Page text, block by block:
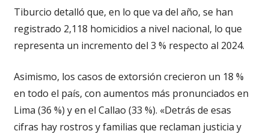
Tiburcio detalló que, en lo que va del año, se han
registrado 2,118 homicidios a nivel nacional, lo que
representa un incremento del 3 % respecto al 2024.
Asimismo, los casos de extorsión crecieron un 18 %
en todo el país, con aumentos más pronunciados en
Lima (36 %) y en el Callao (33 %). «Detrás de esas
cifras hay rostros y familias que reclaman justicia y